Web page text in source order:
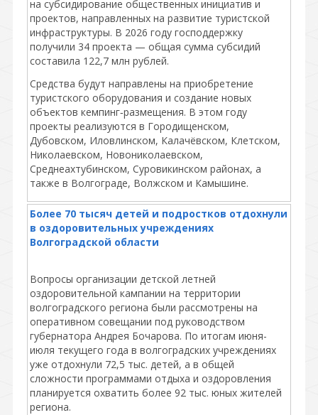
на субсидирование общественных инициатив и
проектов, направленных на развитие туристской
инфраструктуры. В 2026 году господдержку
получили 34 проекта — общая сумма субсидий
составила 122,7 млн рублей.
Средства будут направлены на приобретение
туристского оборудования и создание новых
объектов кемпинг‑размещения. В этом году
проекты реализуются в Городищенском,
Дубовском, Иловлинском, Калачёвском, Клетском,
Николаевском, Новониколаевском,
Среднеахтубинском, Суровикинском районах, а
также в Волгограде, Волжском и Камышине.
Более 70 тысяч детей и подростков отдохнули
в оздоровительных учреждениях
Волгоградской области
Вопросы организации детской летней
оздоровительной кампании на территории
волгоградского региона были рассмотрены на
оперативном совещании под руководством
губернатора Андрея Бочарова. По итогам июня-
июля текущего года в волгоградских учреждениях
уже отдохнули 72,5 тыс. детей, а в общей
сложности программами отдыха и оздоровления
планируется охватить более 92 тыс. юных жителей
региона.